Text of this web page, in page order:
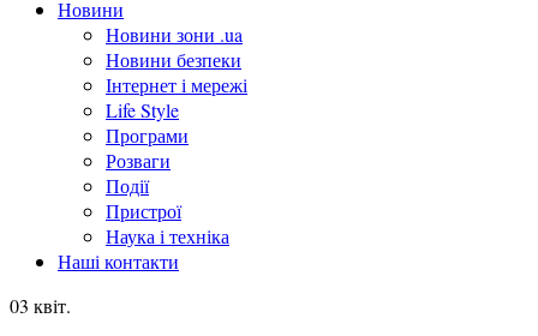
Новини
Новини зони .ua
Новини безпеки
Інтернет і мережі
Life Style
Програми
Розваги
Події
Пристрої
Наука і техніка
Наші контакти
03 квіт.